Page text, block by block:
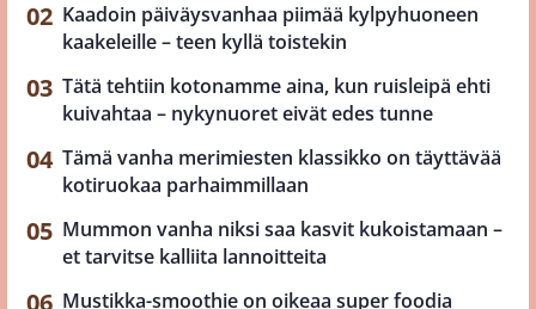
Kaadoin päiväysvanhaa piimää kylpyhuoneen
kaakeleille – teen kyllä toistekin
Tätä tehtiin kotonamme aina, kun ruisleipä ehti
kuivahtaa – nykynuoret eivät edes tunne
Tämä vanha merimiesten klassikko on täyttävää
kotiruokaa parhaimmillaan
Mummon vanha niksi saa kasvit kukoistamaan –
et tarvitse kalliita lannoitteita
Mustikka-smoothie on oikeaa super foodia